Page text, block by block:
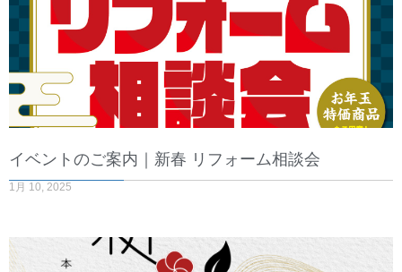
イベントのご案内｜新春 リフォーム相談会
1月 10, 2025